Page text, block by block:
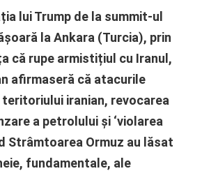
lui Trump de la summit-ul
la Ankara (Turcia), prin
că rupe armistițiul cu Iranul,
afirmaseră că atacurile
teritoriului iranian, revocarea
a petrolului și ‘violarea
Strâmtoarea Ormuz au lăsat
fundamentale, ale